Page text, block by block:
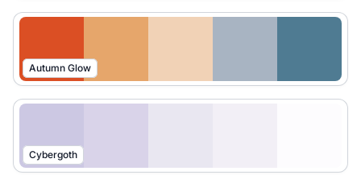
Autumn Glow
Cybergoth